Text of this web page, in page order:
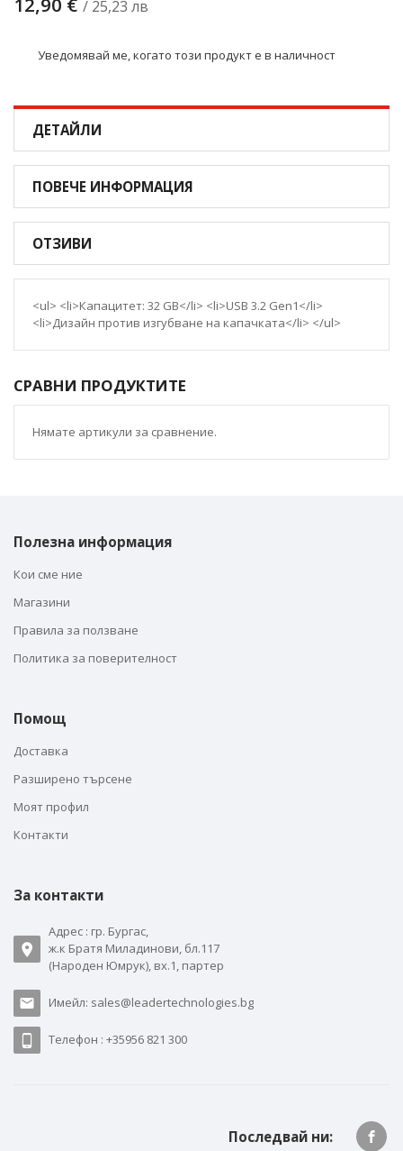
/ 25,23 лв
Уведомявай ме, когато този продукт е в наличност
ДЕТАЙЛИ
ПОВЕЧЕ ИНФОРМАЦИЯ
ОТЗИВИ
<ul> <li>Капацитет: 32 GB</li> <li>USB 3.2 Gen1</li>
<li>Дизайн против изгубване на капачката</li> </ul>
СРАВНИ ПРОДУКТИТЕ
Нямате артикули за сравнение.
Полезна информация
Кои сме ние
Магазини
Правила за ползване
Политика за поверителност
Помощ
Доставка
Разширено търсене
Моят профил
Контакти
За контакти
Адрес : гр. Бургас,
ж.к Братя Миладинови, бл.117
(Народен Юмрук), вх.1, партер
Имейл: sales@leadertechnologies.bg
Телефон : +35956 821 300
Последвай ни: